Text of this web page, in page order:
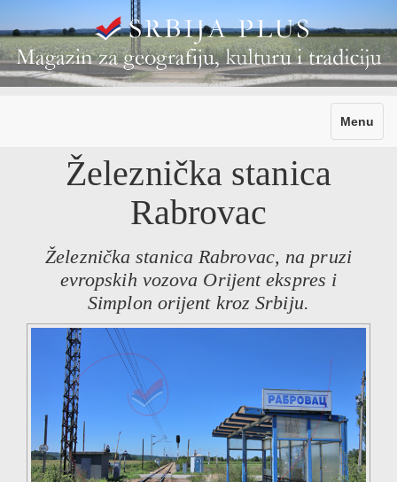
Toggle
Menu
Železnička stanica
Rabrovac
Železnička stanica Rabrovac, na pruzi
evropskih vozova Orijent ekspres i
Simplon orijent kroz Srbiju.